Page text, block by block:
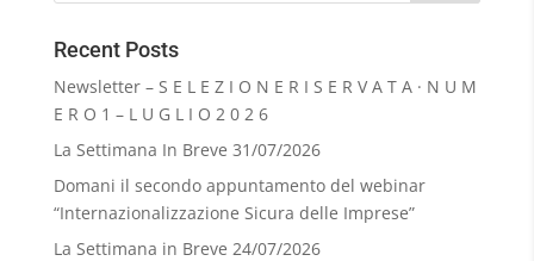
Recent Posts
Newsletter – S E L E Z I O N E R I S E R V A T A · N U M
E R O 1 – L U G L I O 2 0 2 6
La Settimana In Breve 31/07/2026
Domani il secondo appuntamento del webinar
“Internazionalizzazione Sicura delle Imprese”
La Settimana in Breve 24/07/2026